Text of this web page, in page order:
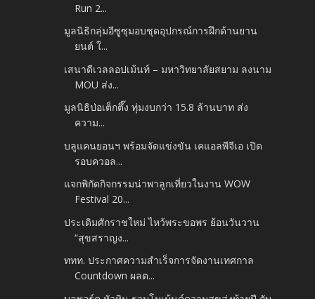
Run 2...
มูลนิธิกลุ่มอีซูซุมอบชุดอุปกรณ์การฝึกด้านยาน
ยนต์ ใ...
เสนาดีเวลลอปเม้นท์ – มหาวิทยาลัยสยาม ลงนาม
MOU ส่ง...
มูลนิธิป่อเต็กตึ๊ง ทุ่มงบกว่า 15.8 ล้านบาท ส่ง
ความ...
บลูแคนยอนฯ พร้อมจัดแข่งขัน เคแอลพีจีเอ เปิด
รอบควอล...
แจกพิกัดกิจกรรมน่าพาลูกเที่ยวในงาน WOW
Festival 20...
ประเดิมศักราชใหม่ ไหว้พระขอพร ย้อนวันวาน
“สุขสราญง...
ททท. ประกาศความสำเร็จการจัดงานเทศกาล
Countdown ผลต...